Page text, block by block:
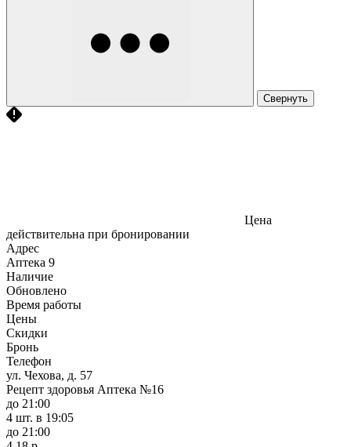
Свернуть
Цена
действительна при бронировании
Адрес
Аптека 9
Наличие
Обновлено
Время работы
Цены
Скидки
Бронь
Телефон
ул. Чехова, д. 57
Рецепт здоровья Аптека №16
до 21:00
4 шт. в 19:05
до 21:00